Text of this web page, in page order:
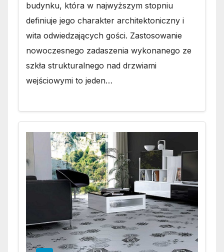
budynku, która w najwyższym stopniu
definiuje jego charakter architektoniczny i
wita odwiedzających gości. Zastosowanie
nowoczesnego zadaszenia wykonanego ze
szkła strukturalnego nad drzwiami
wejściowymi to jeden…